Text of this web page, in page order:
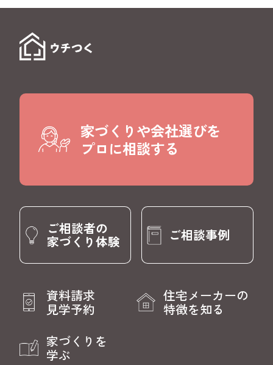
家づくりや会社選びを
プロに相談する
ご相談者の
家づくり体験 ご相談事例
資料請求
見学予約
住宅メーカーの
特徴を知る
家づくりを
学ぶ